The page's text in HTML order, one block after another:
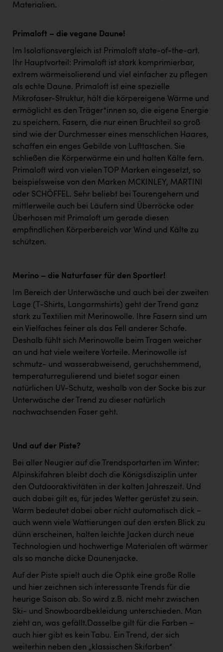
Materialien.
Primaloft – die vegane Daune!
Im Isolationsvergleich ist Primaloft state-of-the-art.
Ihr Hauptvorteil: Primaloft ist stark komprimierbar,
extrem wärmeisolierend und viel einfacher zu pflegen
als echte Daune. Primaloft ist eine spezielle
Mikrofaser-Struktur, hält die körpereigene Wärme und
ermöglicht es den Träger*innen so, die eigene Energie
zu speichern. Fasern, die nur einen Bruchteil so groß
sind wie der Durchmesser eines menschlichen Haares,
schaffen ein enges Gebilde von Lufttaschen. Sie
schließen die Körperwärme ein und halten Kälte fern.
Primaloft wird von vielen TOP Marken eingesetzt, so
beispielsweise von den Marken MCKINLEY, MARTINI
oder SCHÖFFEL. Sehr beliebt bei Tourengehern und
mittlerweile auch bei Läufern sind Überröcke oder
Überhosen mit Primaloft um gerade diesen
empfindlichen Körperbereich vor Wind und Kälte zu
schützen.
Merino – die Naturfaser für den Sportler!
Im Bereich der Unterwäsche und auch bei der zweiten
Lage (T-Shirts, Langarmshirts) geht der Trend ganz
stark zu Textilien mit Merinowolle. Ihre Fasern sind um
ein Vielfaches feiner als das Fell anderer Schafe.
Deshalb fühlt sich Merinowolle beim Tragen weicher
an und hat viele weitere Vorteile. Merinowolle ist
schmutz- und wasserabweisend, geruchshemmend,
temperaturregulierend und bietet sogar einen
natürlichen UV-Schutz, weshalb von der Socke bis zur
Unterwäsche der Trend zu dieser natürlich
nachwachsenden Faser geht.
Und auf der Piste?
Bei aller Neugier auf die Trendsportarten im Winter:
Alpinskifahren bleibt doch die Königsdisziplin unter
den Outdooraktivitäten in der kalten Jahreszeit. Und
auch dabei gilt es, für jedes Wetter gerüstet zu sein.
Warm bedeutet dabei aber nicht automatisch dick –
auch wenn viele Wattierungen auf den ersten Blick zu
dünn erscheinen, halten leichte Jacken durch neue
Technologien und hochwertige Materialen oft wärmer
als so manche dicke Daunenjacke.
Auf der Piste spielt auch die Optik eine große Rolle
und hier zeichnen sich interessante Trends für die
heurige Saison ab. So wird z.B. nicht mehr zwischen
Ski- und Snowboardbekleidung unterschieden. Man
zieht an, was gefällt.Dasselbe gilt für die Farben –
auch hier gibt es kein Tabu. Ein Trend, der sich
weiterhin neben den „klassischen Skifarben“